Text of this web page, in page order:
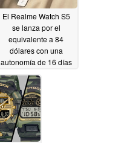
El Realme Watch S5
se lanza por el
equivalente a 84
dólares con una
autonomía de 16 días
05/22/2026